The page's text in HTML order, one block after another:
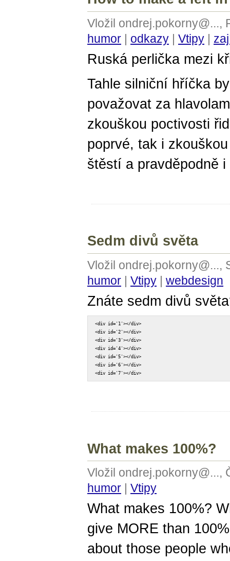
Vložil ondrej.pokorny@...,
humor | odkazy | Vtipy |
Ruská perlička mezi
Tahle silniční hříčka
považovat za
zkouškou poctivosti
poprvé, tak i
štěstí a pravděpodně
Sedm divů světa
Vložil ondrej.pokorny@...,
humor | Vtipy | webdesign
Znáte sedm divů
<div id='1'></div>
<div id='2'></div>
<div id='3'></div>
<div id='4'></div>
<div id='5'></div>
<div id='6'></div>
<div id='7'></div>
What makes 100%?
Vložil ondrej.pokorny@...,
humor | Vtipy
What makes 100%?
give MORE than
about those people